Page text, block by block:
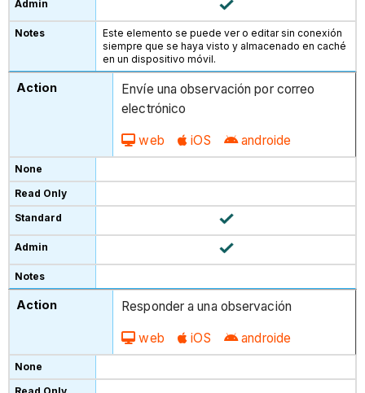
Este elemento se puede ver o editar sin conexión
siempre que se haya visto y almacenado en caché
en un dispositivo móvil.
Envíe una observación por correo
electrónico
web iOS androide
Responder a una observación
web iOS androide